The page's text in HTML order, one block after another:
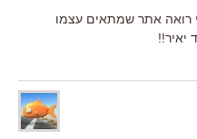
רואה אתר שמתאים עצמו
יאיר!!